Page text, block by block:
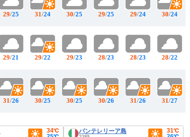
29/25
29/21
31/26
31/24
29/22
30/25
30/25
29/23
30/25
29/25
28/23
30/26
29/24
28/23
31/26
30/24
28/22
31/27
34℃
パンテレリーア島
31℃